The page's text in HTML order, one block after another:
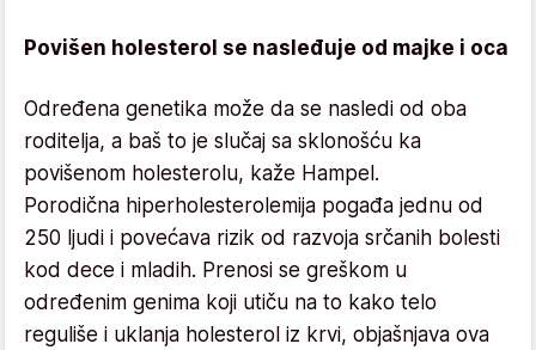
Povišen holesterol se nasleđuje od majke i oca
Određena genetika može da se nasledi od oba
roditelja, a baš to je slučaj sa sklonošću ka
povišenom holesterolu, kaže Hampel.
Porodična hiperholesterolemija pogađa jednu od
250 ljudi i povećava rizik od razvoja srčanih bolesti
kod dece i mladih. Prenosi se greškom u
određenim genima koji utiču na to kako telo
reguliše i uklanja holesterol iz krvi, objašnjava ova